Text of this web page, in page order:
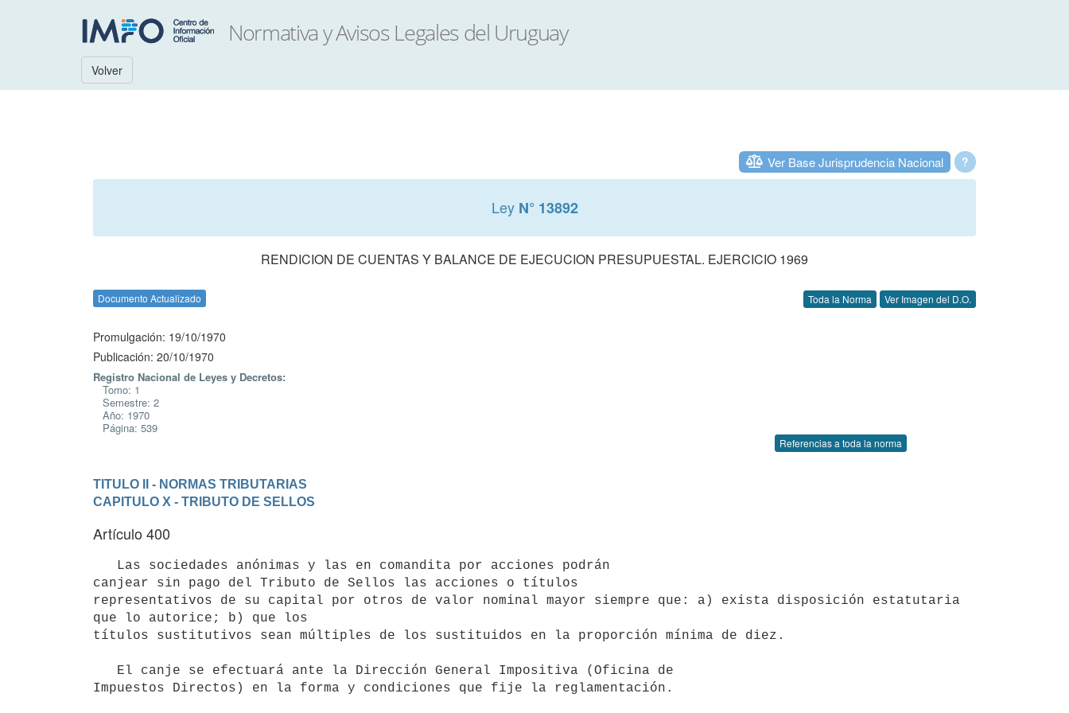
Volver
?
Ver Base Jurisprudencia Nacional
Ley N° 13892
RENDICION DE CUENTAS Y BALANCE DE EJECUCION PRESUPUESTAL. EJERCICIO 1969
Documento Actualizado Toda la Norma Ver Imagen del D.O.
Promulgación: 19/10/1970
Publicación: 20/10/1970
Registro Nacional de Leyes y Decretos:
Tomo: 1
Semestre: 2
Año: 1970
Página: 539
Referencias a toda la norma
TITULO II - NORMAS TRIBUTARIAS
CAPITULO X - TRIBUTO DE SELLOS
Artículo 400
canjear sin pago del Tributo de Sellos las acciones o títulos
representativos de su capital por otros de valor nominal mayor siempre que: a) exista disposición estatutaria
que lo autorice; b) que los
títulos sustitutivos sean múltiples de los sustituidos en la proporción mínima de diez.
Impuestos Directos) en la forma y condiciones que fije la reglamentación.